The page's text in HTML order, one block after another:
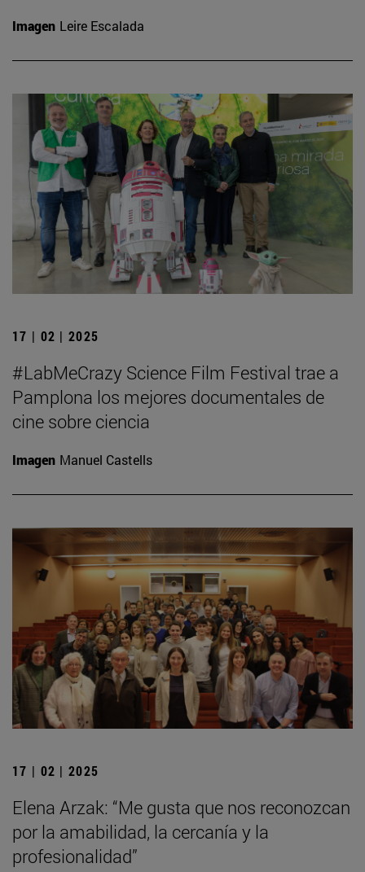
Imagen Leire Escalada
17 | 02 | 2025
#LabMeCrazy Science Film Festival trae a
Pamplona los mejores documentales de
cine sobre ciencia
Imagen Manuel Castells
17 | 02 | 2025
Elena Arzak: “Me gusta que nos reconozcan
por la amabilidad, la cercanía y la
profesionalidad”